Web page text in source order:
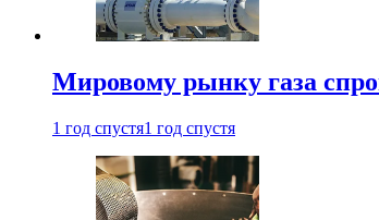
Мировому рынку газа
1 год спустя1 год спустя